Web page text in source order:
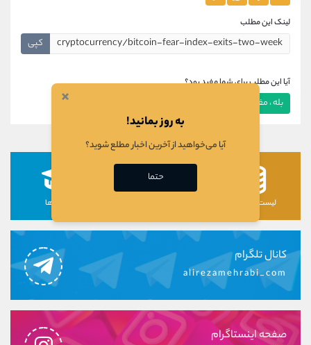
لینک این مطلب
کپی
آیا این مطلب برای شما مفید بود؟
بله ، مفید بود
لیست رمزارزها دوره ها
کانال تلگرام
alirezamehrabi_com
صفحه اینستاگرام
×
به روز بمانید!
آیا می‌خواهید از آخرین اخبار مطلع شوید؟
حتما